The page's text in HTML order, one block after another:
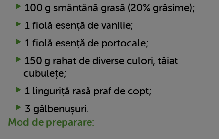
100 g smântână grasă (20% grăsime);
1 fiolă esență de vanilie;
1 fiolă esență de portocale;
150 g rahat de diverse culori, tăiat
cubulețe;
1 linguriță rasă praf de copt;
3 gălbenușuri.
Mod de preparare: